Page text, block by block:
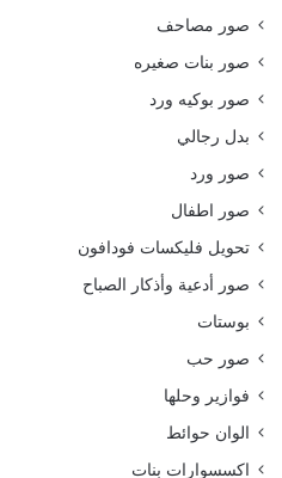
صور مصاحف
صور بنات صغيره
صور بوكيه ورد
بدل رجالي
صور ورد
صور اطفال
تحويل فليكسات فودافون
صور أدعية وأذكار الصباح
بوستات
صور حب
فوازير وحلها
الوان حوائط
اكسسوارات بنات